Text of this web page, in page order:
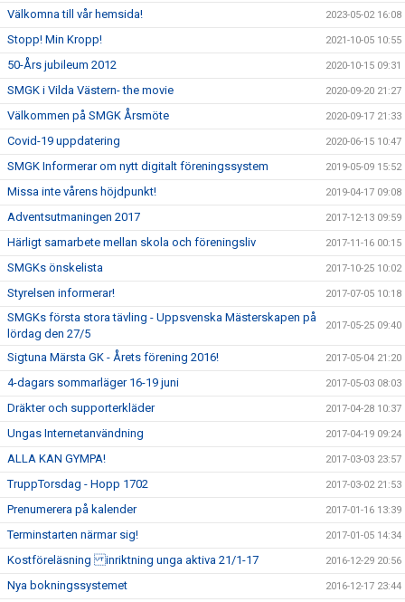
Välkomna till vår hemsida! 2023-05-02 16:08
Stopp! Min Kropp! 2021-10-05 10:55
50-Års jubileum 2012 2020-10-15 09:31
SMGK i Vilda Västern- the movie 2020-09-20 21:27
Välkommen på SMGK Årsmöte 2020-09-17 21:33
Covid-19 uppdatering 2020-06-15 10:47
SMGK Informerar om nytt digitalt föreningssystem 2019-05-09 15:52
Missa inte vårens höjdpunkt! 2019-04-17 09:08
Adventsutmaningen 2017 2017-12-13 09:59
Härligt samarbete mellan skola och föreningsliv 2017-11-16 00:15
SMGKs önskelista 2017-10-25 10:02
Styrelsen informerar! 2017-07-05 10:18
SMGKs första stora tävling - Uppsvenska Mästerskapen på
lördag den 27/5
2017-05-25 09:40
Sigtuna Märsta GK - Årets förening 2016! 2017-05-04 21:20
4-dagars sommarläger 16-19 juni 2017-05-03 08:03
Dräkter och supporterkläder 2017-04-28 10:37
Ungas Internetanvändning 2017-04-19 09:24
ALLA KAN GYMPA! 2017-03-03 23:57
TruppTorsdag - Hopp 1702 2017-03-02 21:53
Prenumerera på kalender 2017-01-16 13:39
Terminstarten närmar sig! 2017-01-05 14:34
Kostföreläsning inriktning unga aktiva 21/1-17 2016-12-29 20:56
Nya bokningssystemet 2016-12-17 23:44